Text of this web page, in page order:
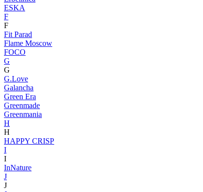
ESKA
F
F
Fit Parad
Flame Moscow
FOCO
G
G
G.Love
Galancha
Green Era
Greenmade
Greenmania
H
H
HAPPY CRISP
I
I
InNature
J
J